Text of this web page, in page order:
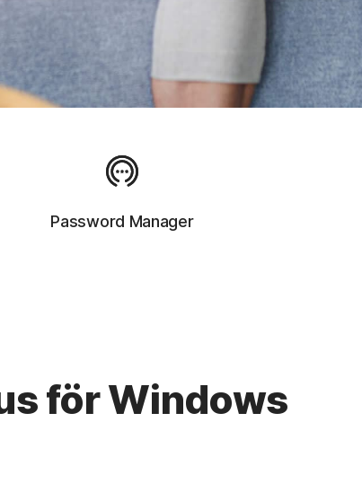
Password Manager
för Windows